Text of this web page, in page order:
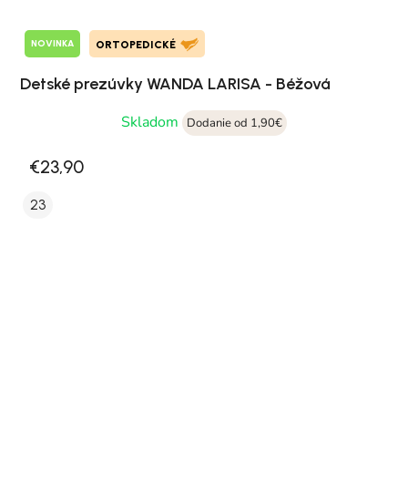
NOVINKA ORTOPEDICKÉ
Detské prezúvky WANDA LARISA - Béžová
Skladom
Dodanie od 1,90€
€23,90
23